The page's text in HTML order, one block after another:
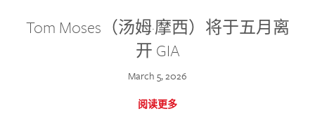
Tom Moses（汤姆·摩西）将于五月离
开 GIA
March 5, 2026
阅读更多